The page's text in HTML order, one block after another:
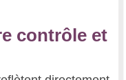
contrôle et